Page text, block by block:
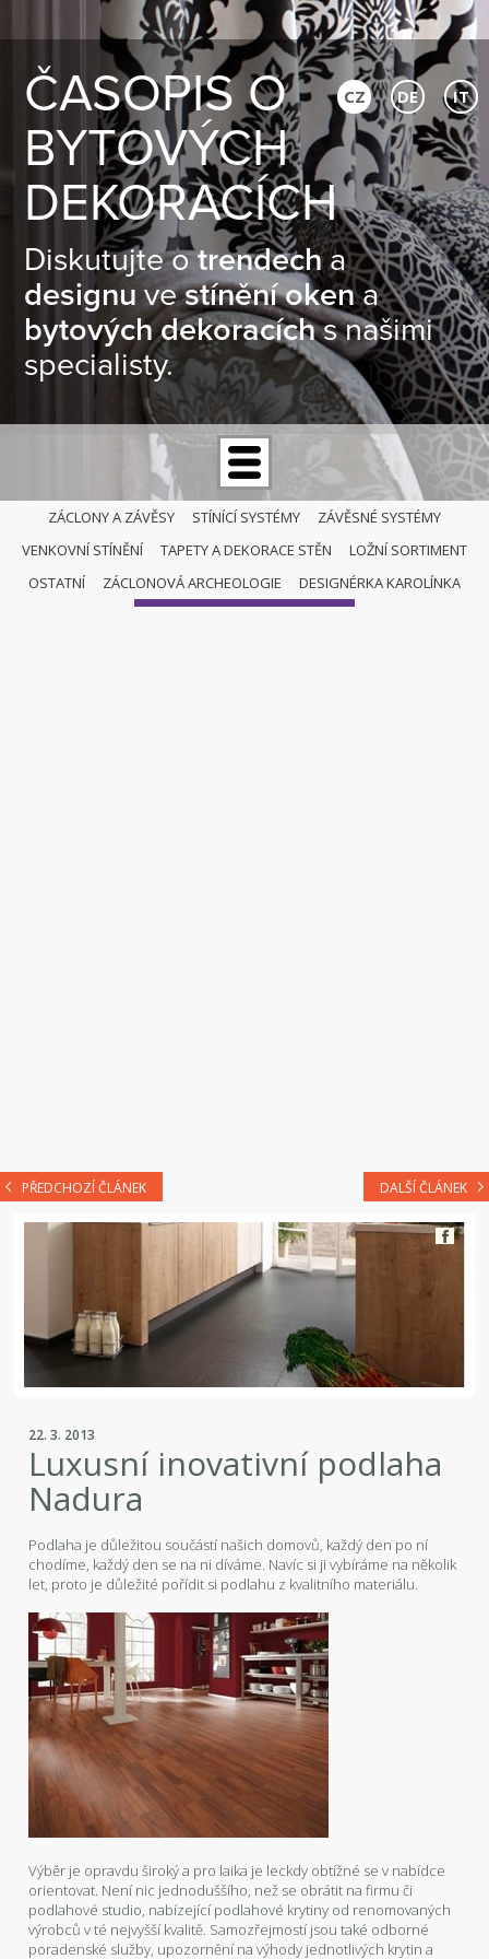
ČASOPIS O
BYTOVÝCH
DEKORACÍCH
Diskutujte otrendecha
designuvestínění okena
bytových dekoracíchs našimi
specialisty.
CZ DE IT
ZÁCLONY A ZÁVĚSY STÍNÍCÍ SYSTÉMY
ZÁVĚSNÉ SYSTÉMY
VENKOVNÍ STÍNĚNÍ
TAPETY A DEKORACE STĚN
LOŽNÍ SORTIMENT
OSTATNÍ
ZÁCLONOVÁ ARCHEOLOGIE DESIGNÉRKA KAROLÍNKA
OSTATNÍ
PŘEDCHOZÍ ČLÁNEK DALŠÍ ČLÁNEK
22. 3. 2013
Luxusní inovativní podlaha
Nadura
Podlaha je důležitou součástí našich domovů, každý den po ní
chodíme, každý den se na ni díváme. Navíc si ji vybíráme na několik
let, proto je důležité pořídit si podlahu z kvalitního materiálu.
Výběr je opravdu široký a pro laika je leckdy obtížné se v nabídce
orientovat. Není nic jednoduššího, než se obrátit na firmu či
podlahové studio, nabízející podlahové krytiny od renomovaných
výrobců v té nejvyšší kvalitě. Samozřejmostí jsou také odborné
poradenské služby, upozornění na výhody jednotlivých krytin a